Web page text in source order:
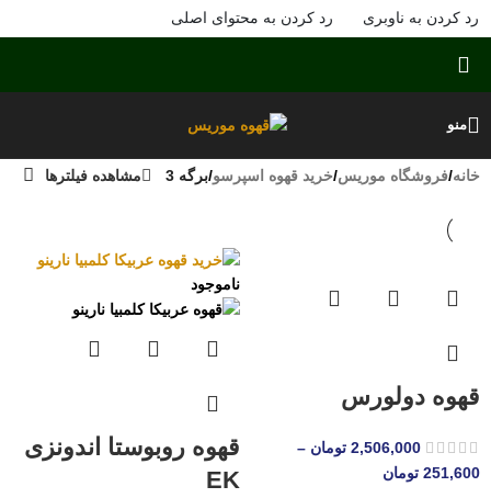
رد کردن به ناوبری رد کردن به محتوای اصلی
منو
خانه/فروشگاه موریس/خرید قهوه اسپرسو/برگه 3 مشاهده فیلترها
قهوه دولورس
2,506,000 تومان –
251,600 تومان
ناموجود
قهوه روبوستا اندونزی
EK